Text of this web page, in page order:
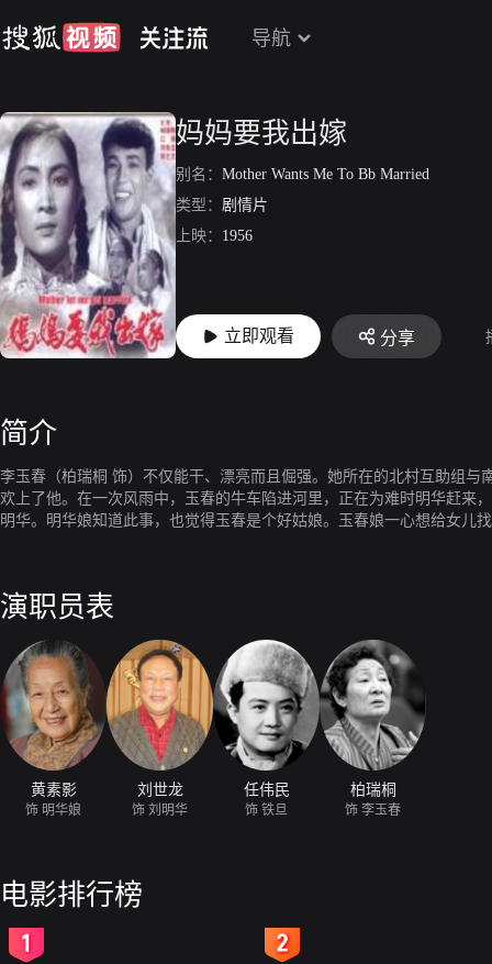
导航
妈妈要我出嫁
别名： Mother Wants Me To Bb Married
类型： 剧情片
上映： 1956
立即观看 分享
简介
李玉春（柏瑞桐 饰）不仅能干、漂亮而且倔强。她所在的北村互助组
欢上了他。在一次风雨中，玉春的牛车陷进河里，正在为难时明华赶来
明华。明华娘知道此事，也觉得玉春是个好姑娘。玉春娘一心想给女儿
玉春娘答应女儿的婚事。玉春带着政府发的结婚证回来了，玉春娘又
玉春娘的思想工作。自女儿走后，玉春娘非常伤心和懊悔，经过秀芳
婚礼。玉春娘看到婚礼是那样热闹，南村社员是那样热情，又高兴又
福。
演职员表
黄素影
饰 明华娘
刘世龙
饰 刘明华
任伟民
饰 铁旦
柏瑞桐
饰 李玉春
电影排行榜